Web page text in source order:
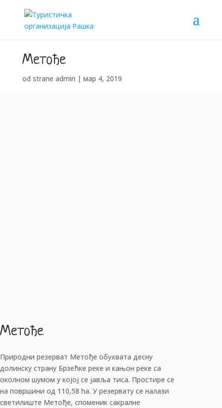
Метође
od strane admin | мар 4, 2019
Метође
Природни резерват Метође обухвата десну
долинску страну Брзећке реке и кањон реке са
околном шумом у којој се јавља тиса. Простире се
на површини од 110,58 hа. У резервату се налази
светилиште Метође, споменик сакралне